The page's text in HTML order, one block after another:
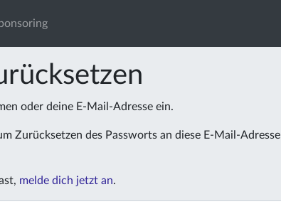
oder deine E-Mail-Adresse ein.
Zurücksetzen des Passworts an diese E-Mail-Adresse
melde dich jetzt an.